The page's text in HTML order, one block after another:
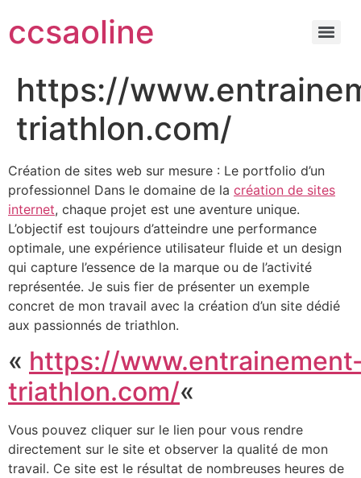
ccsaoline
https://
triathlon.com/
Création de sites web sur mesure : Le portfolio d’un
professionnel Dans le domaine de la création de sites
internet, chaque projet est une aventure unique.
L’objectif est toujours d’atteindre une performance
optimale, une expérience utilisateur fluide et un design
qui capture l’essence de la marque ou de l’activité
représentée. Je suis fier de présenter un exemple
concret de mon travail avec la création d’un site dédié
aux passionnés de triathlon.
« https://
triathlon.com/«
Vous pouvez cliquer sur le lien pour vous rendre
directement sur le site et observer la qualité de mon
travail. Ce site est le résultat de nombreuses heures de